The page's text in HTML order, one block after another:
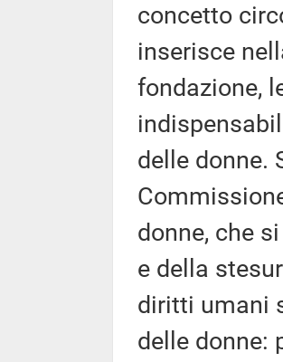
concetto
inserisce
fondazione,
delle donne.
donne, che
e della
diritti umani
delle donne: